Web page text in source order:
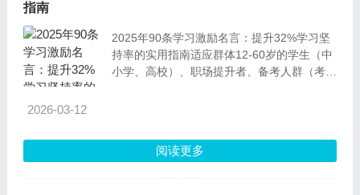
指南
2025年90条学习激励名言：提升32%学习坚
持率的实用指南适应群体12-60岁的学生（中
小学、高校）、职场提升者、备考人群（考
据教育机构2024年调研数据显示，78%的高
效学习者会通过激励性语言调整心态，而持续
2026-03-12
阅读更多